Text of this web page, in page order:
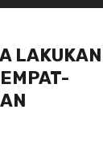
LAKUKAN